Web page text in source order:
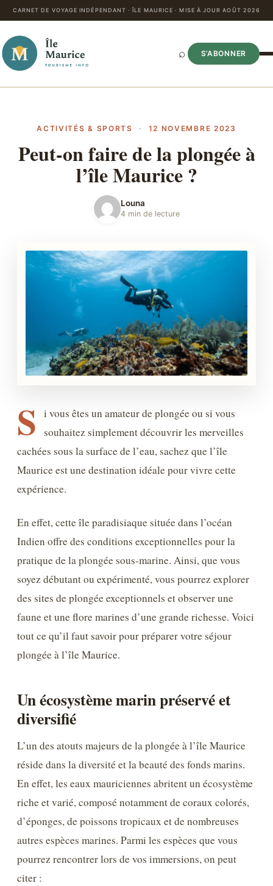
CARNET DE VOYAGE INDÉPENDANT · ÎLE MAURICE · MISE À JOUR AOÛT 2026
⌕ S’ABONNER
ACTIVITÉS & SPORTS · 12 NOVEMBRE 2023
Peut-on faire de la plongée à
l’île Maurice ?
Louna
4 min de lecture
S
i vous êtes un amateur de plongée ou si vous
souhaitez simplement découvrir les merveilles
cachées sous la surface de l’eau, sachez que l’île
Maurice est une destination idéale pour vivre cette
expérience.
En effet, cette île paradisiaque située dans l’océan
Indien offre des conditions exceptionnelles pour la
pratique de la plongée sous-marine. Ainsi, que vous
soyez débutant ou expérimenté, vous pourrez explorer
des sites de plongée exceptionnels et observer une
faune et une flore marines d’une grande richesse. Voici
tout ce qu’il faut savoir pour préparer votre séjour
plongée à l’île Maurice.
Un écosystème marin préservé et
diversifié
L’un des atouts majeurs de la plongée à l’île Maurice
réside dans la diversité et la beauté des fonds marins.
En effet, les eaux mauriciennes abritent un écosystème
riche et varié, composé notamment de coraux colorés,
d’éponges, de poissons tropicaux et de nombreuses
autres espèces marines. Parmi les espèces que vous
pourrez rencontrer lors de vos immersions, on peut
citer :